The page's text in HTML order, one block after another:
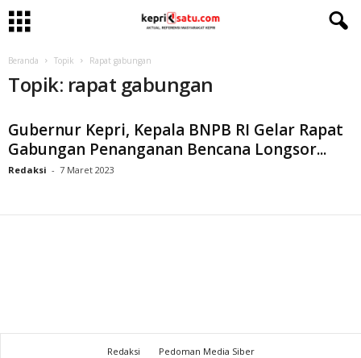
Beranda Topik Rapat gabungan
Topik: rapat gabungan
Gubernur Kepri, Kepala BNPB RI Gelar Rapat
Gabungan Penanganan Bencana Longsor...
Redaksi - 7 Maret 2023
Redaksi
Pedoman Media Siber